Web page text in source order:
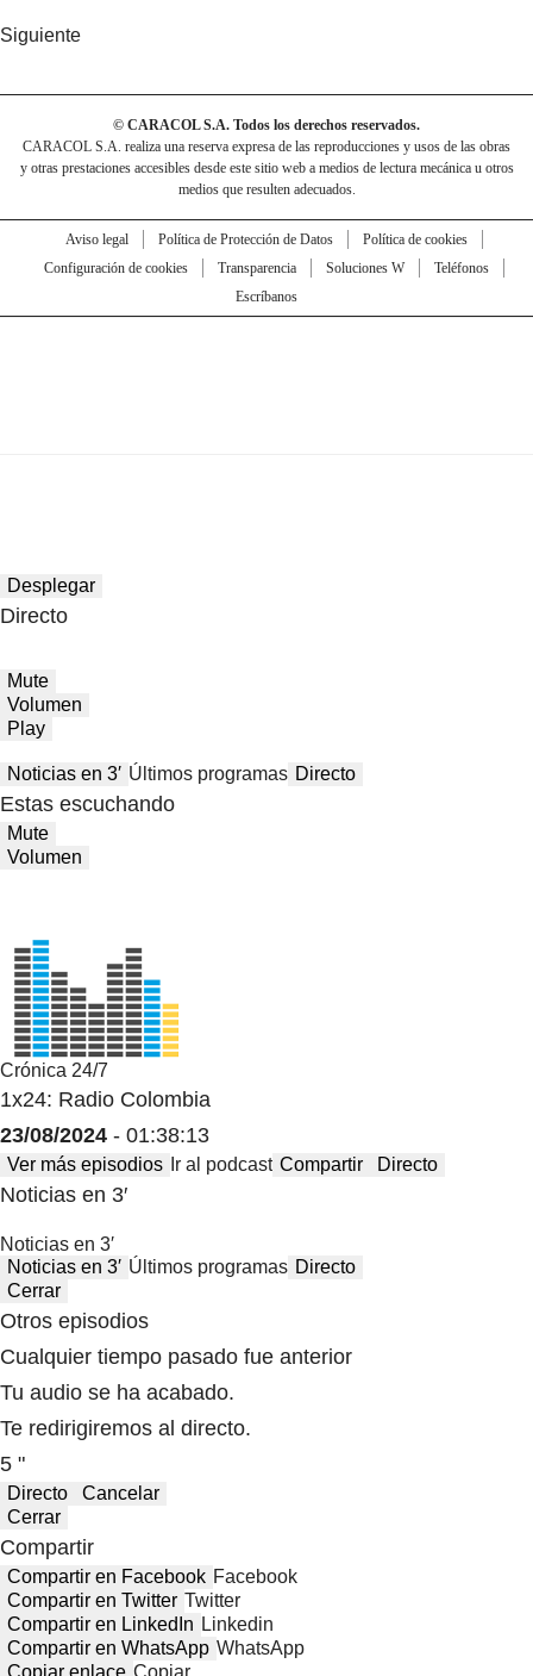
Siguiente
© CARACOL S.A. Todos los derechos reservados.
CARACOL S.A. realiza una reserva expresa de las reproducciones y usos de las obras
y otras prestaciones accesibles desde este sitio web a medios de lectura mecánica u otros
medios que resulten adecuados.
Aviso legal Política de Protección de Datos
Política de cookies
Configuración de cookies
Transparencia Soluciones W
Teléfonos
Escríbanos
Desplegar
Directo
Mute
Volumen
Play
Noticias en 3′ Últimos programas Directo
Estas escuchando
Mute
Volumen
Crónica 24/7
1x24: Radio Colombia
23/08/2024 - 01:38:13
Ver más episodios Ir al podcast Compartir Directo
Noticias en 3′
Noticias en 3′
Noticias en 3′ Últimos programas Directo
Cerrar
Otros episodios
Cualquier tiempo pasado fue anterior
Tu audio se ha acabado.
Te redirigiremos al directo.
5 "
Directo
Cancelar
Cerrar
Compartir
Compartir en Facebook Facebook
Compartir en Twitter Twitter
Compartir en LinkedIn Linkedin
Compartir en WhatsApp WhatsApp
Copiar enlace Copiar